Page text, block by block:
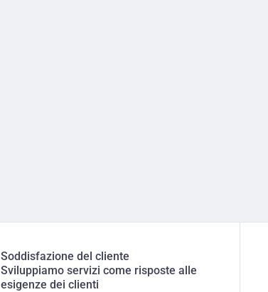
Soddisfazione del cliente
Sviluppiamo servizi come risposte alle
esigenze dei clienti